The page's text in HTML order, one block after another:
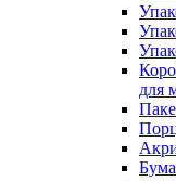
для